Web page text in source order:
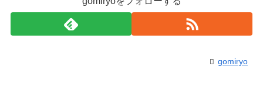
gomiryo